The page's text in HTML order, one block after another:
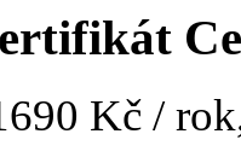
Kč /